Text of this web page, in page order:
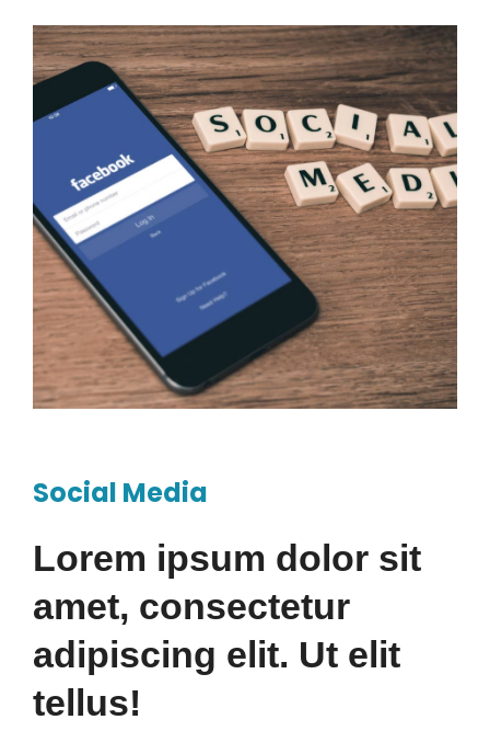
Social Media
Lorem ipsum dolor sit
amet, consectetur
adipiscing elit. Ut elit
tellus!